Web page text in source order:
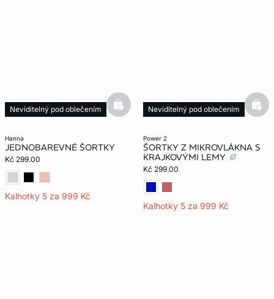
hanna
JEDNOBAREVNÉ ŠORTKY
Kč 299.00
Kalhotky 5 za 999 Kč
Neviditelný pod oblečením basketfull
power 2
ŠORTKY Z MIKROVLÁKNA S
KRAJKOVÝMI LEMY
Kč 299.00
Kalhotky 5 za 999 Kč
Neviditelný pod oblečením